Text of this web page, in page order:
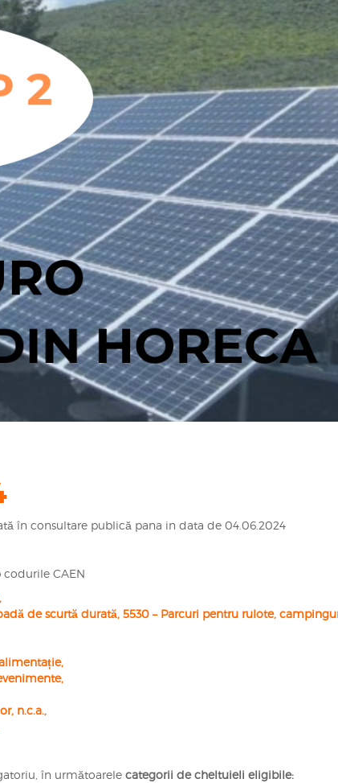
în consultare publică pana in data de 04.06.2024
codurile CAEN
de scurtă durată, 5530 – Parcuri pentru rulote,
n.c.a.,
în următoarele categorii de cheltuieli eligibile: